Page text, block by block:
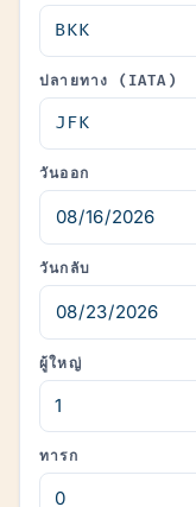
ปลายทาง (IATA)
วันออก
วันกลับ
ผู้ใหญ่
ทารก